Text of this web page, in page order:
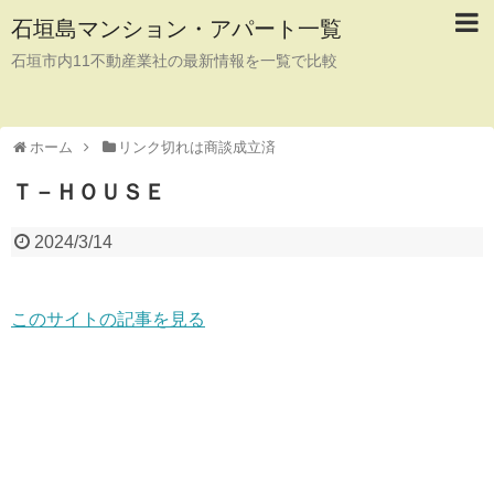
石垣島マンション・アパート一覧
石垣市内11不動産業社の最新情報を一覧で比較
ホーム リンク切れは商談成立済
Ｔ－ＨＯＵＳＥ
2024/3/14
このサイトの記事を見る